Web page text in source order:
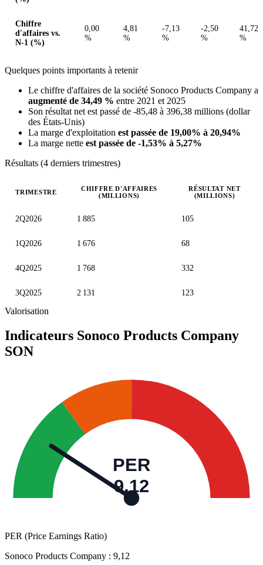
Chiffre
d'affaires vs.
N-1 (%)
0,00
%
4,81
%
-7,13
%
-2,50
%
41,72
%
Quelques points importants à retenir
Le chiffre d'affaires de la société Sonoco Products Company a
augmenté de 34,49 % entre 2021 et 2025
Son résultat net est passé de -85,48 à 396,38 millions (dollar
des États-Unis)
La marge d'exploitation est passée de 19,00% à 20,94%
La marge nette est passée de -1,53% à 5,27%
Résultats (4 derniers trimestres)
TRIMESTRE
CHIFFRE D'AFFAIRES
(MILLIONS)
RÉSULTAT NET
(MILLIONS)
2Q2026 1 885 105
1Q2026 1 676 68
4Q2025 1 768 332
3Q2025 2 131 123
Valorisation
Indicateurs Sonoco Products Company
SON
PER
9,12
PER (Price Earnings Ratio)
Sonoco Products Company : 9,12